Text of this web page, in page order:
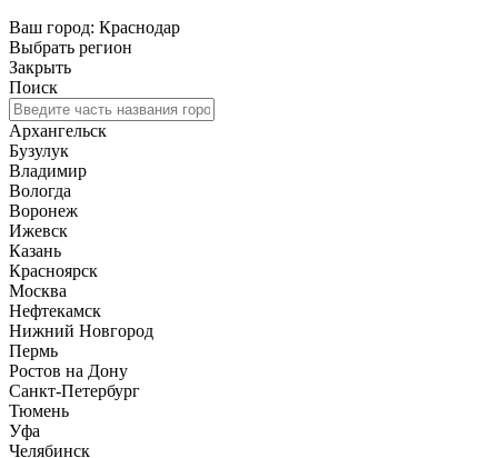
Ваш город: Краснодар
Выбрать регион
Закрыть
Поиск
Архангельск
Бузулук
Владимир
Вологда
Воронеж
Ижевск
Казань
Красноярск
Москва
Нефтекамск
Нижний Новгород
Пермь
Ростов на Дону
Санкт-Петербург
Тюмень
Уфа
Челябинск